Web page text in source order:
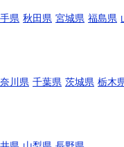
県 秋田県 宮城県 福島県
川県 千葉県 茨城県 栃木